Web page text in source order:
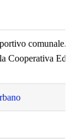
comunale.
Cooperativa